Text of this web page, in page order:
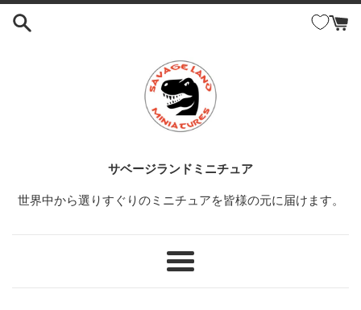
コ
サベージランドミニチュア
世界中から選りすぐりのミニチュアを皆様の元に届けます。
メ